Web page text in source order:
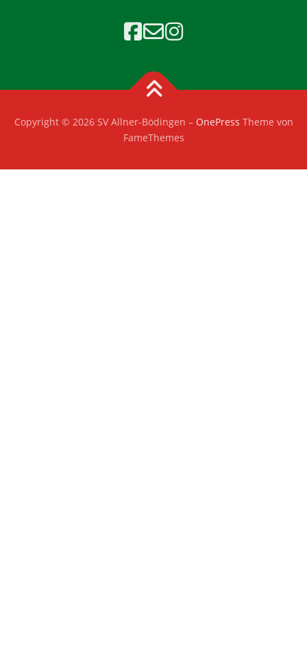
Copyright © 2026 SV Allner-Bödingen – OnePress Theme von
FameThemes